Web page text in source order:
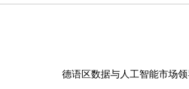
德语区数据与人工智能市场